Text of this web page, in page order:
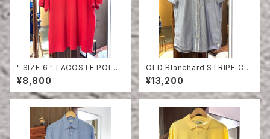
" SIZE 6 " LACOSTE POLO
SHIRT RED
¥8,800
OLD Blanchard STRIPE CO
TTON HALF SLEEVE SHIRT
¥13,200